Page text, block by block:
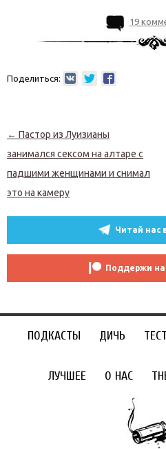
19
Поделиться:
Навигация по записям
← Пастор из Луизианы
занимался сексом на алтаре с
падшими женщинами и снимал
это на камеру
Читай нас
Поддержи
ПОДКАСТЫ ДИЧЬ
ЛУЧШЕЕ О НАС